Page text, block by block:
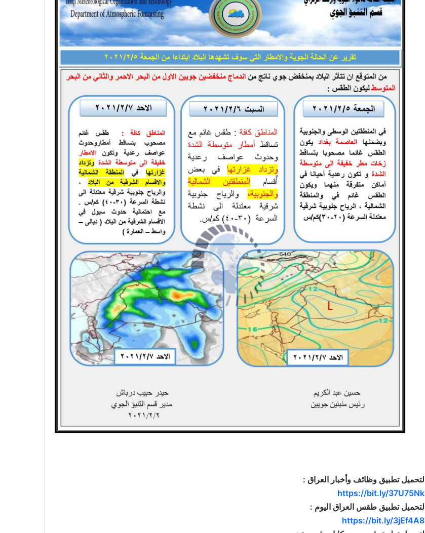
لتحميل تطبيق وظائف وأخبار العراق :
https://bit.ly/37U75Nk
لتحميل تطبيق طقس العراق اليوم :
https://bit.ly/3jEf4A8